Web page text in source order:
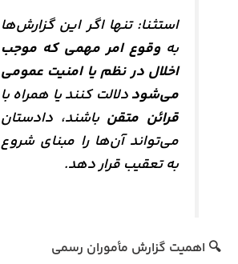
استثنا: تنها اگر این گزارش‌ها
بهوقوع امر مهمی که موجب
اخلال در نظم یا امنیت عمومی
می‌شوددلالت کنند یا همراه با
قرائن متقن باشند، دادستان
می‌تواند آن‌ها را مبنای شروع
به تعقیب قرار دهد.
🔍 اهمیت گزارش مأموران رسمی